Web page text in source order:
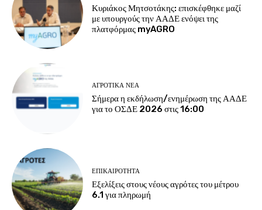
Κυριάκος Μητσοτάκης: επισκέφθηκε μαζί
με υπουργούς την ΑΑΔΕ ενόψει της
πλατφόρμας myAGRO
ΑΓΡΟΤΙΚΆ ΝΈΑ
Σήμερα η εκδήλωση/ενημέρωση της ΑΑΔΕ
για το ΟΣΔΕ 2026 στις 16:00
ΕΠΙΚΑΙΡΌΤΗΤΑ
Εξελίξεις στους νέους αγρότες του μέτρου
6.1 για πληρωμή